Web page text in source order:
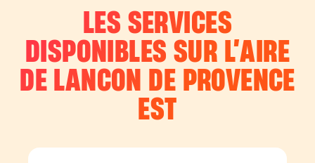
LES SERVICES
DISPONIBLES SUR L’AIRE
DE LANCON DE PROVENCE
EST